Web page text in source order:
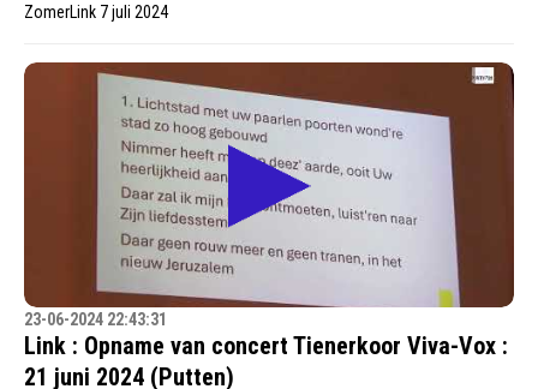
ZomerLink 7 juli 2024
23-06-2024 22:43:31
Link : Opname van concert Tienerkoor Viva-Vox :
21 juni 2024 (Putten)